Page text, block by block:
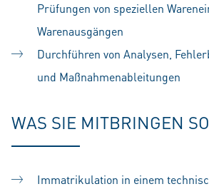
Prüfungen von speziellen
Warenausgängen
Durchführen von Analysen,
und Maßnahmenableitungen
WAS SIE MITBRINGEN
Immatrikulation in einem